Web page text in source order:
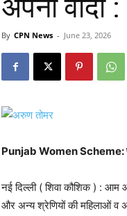
अपना वादा
By CPN News - June 23, 2026
Punjab Women Scheme:
नई दिल्ली ( शिवा कौशिक ) : आम
और अन्य श्रेणियों की महिलाओं व